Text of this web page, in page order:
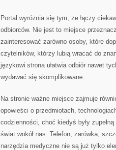
Portal wyróżnia się tym, że łączy
odbiorców. Nie jest to miejsce
zainteresować zarówno osoby, które
czytelników, którzy lubią wracać do
językowi strona ułatwia odbiór nawet
wydawać się skomplikowane.
Na stronie ważne miejsce zajmuje
opowieści o przedmiotach,
codzienności, choć kiedyś były
świat wokół nas. Telefon, żarówka,
narzędzia medyczne nie są już tylko